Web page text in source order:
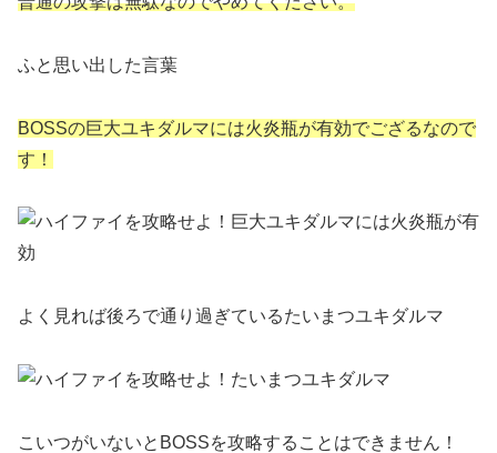
ふと思い出した言葉
BOSSの巨大ユキダルマには火炎瓶が有効でござるなので
す！
よく見れば後ろで通り過ぎているたいまつユキダルマ
こいつがいないとBOSSを攻略することはできません！